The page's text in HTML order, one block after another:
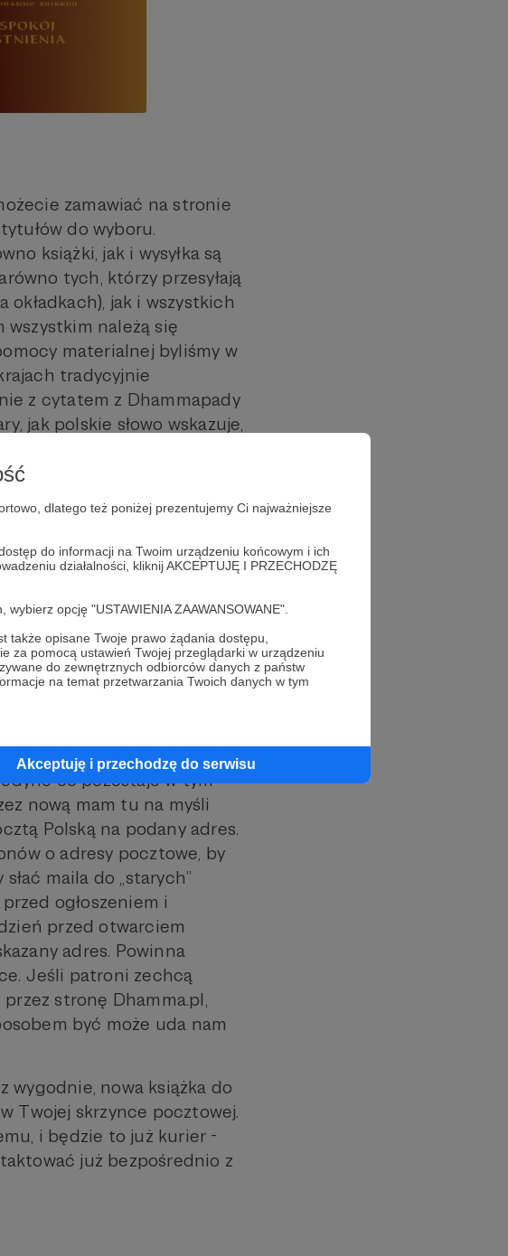
dlatego też poniżej prezentujemy Ci najważniejsze
do informacji na Twoim urządzeniu końcowym i ich
działalności, kliknij AKCEPTUJĘ I PRZECHODZĘ
opcję "USTAWIENIA ZAAWANSOWANE".
także opisane Twoje prawo żądania dostępu,
za pomocą ustawień Twojej przeglądarki w urządzeniu
do zewnętrznych odbiorców danych z państw
na temat przetwarzania Twoich danych w tym
Akceptuję i przechodzę do serwisu
zamawiać na stronie
do wyboru.
książki, jak i wysyłka są
tych, którzy przesyłają
jak i wszystkich
należą się
materialnej byliśmy w
tradycyjnie
z cytatem z Dhammapady
jak polskie słowo wskazuje,
na paczkę wynosi 45
wpisując poprawnie
kodu pocztowego. Niby
Być może są
o praktykę
ogłaszać NOWE wydanie
przez Dhamma.pl
dodruki są od teraz
każdy (w tym nowi
co pozostaje w tym
nową mam tu na myśli
Polską na podany adres.
o adresy pocztowe, by
maila do „starych”
ogłoszeniem i
przed otwarciem
adres. Powinna
Jeśli patroni zechcą
stronę Dhamma.pl,
być może uda nam
wygodnie, nowa książka do
Twojej skrzynce pocztowej.
i będzie to już kurier -
już bezpośrednio z